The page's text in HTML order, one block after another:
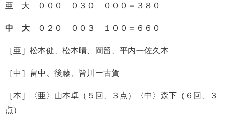
亜 大 ０００ ０３０ ０００＝３８０
中 大 ０２０ ００３ １００＝６６０
［亜］松本健、松本晴、岡留、平内ー佐久本
［中］畠中、後藤、皆川ー古賀
［本］〈亜〉山本卓（５回、３点）〈中〉森下（６回、３
点）